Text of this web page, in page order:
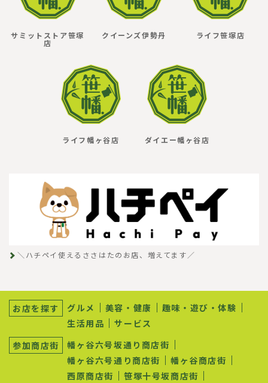
サミットストア笹塚
店
クイーンズ伊勢丹 ライフ笹塚店
ライフ幡ヶ谷店 ダイエー幡ヶ谷店
＼ハチペイ使えるささはたのお店、増えてます／
サ
ナ
ゲ
ー
お店を探す グルメ 美容・健康
趣味・遊び・体験
生活用品
サービス
参加商店街
幡ヶ谷六号坂通り商店街
幡ヶ谷六号通り商店街
幡ヶ谷商店街
西原商店街
笹塚十号坂商店街